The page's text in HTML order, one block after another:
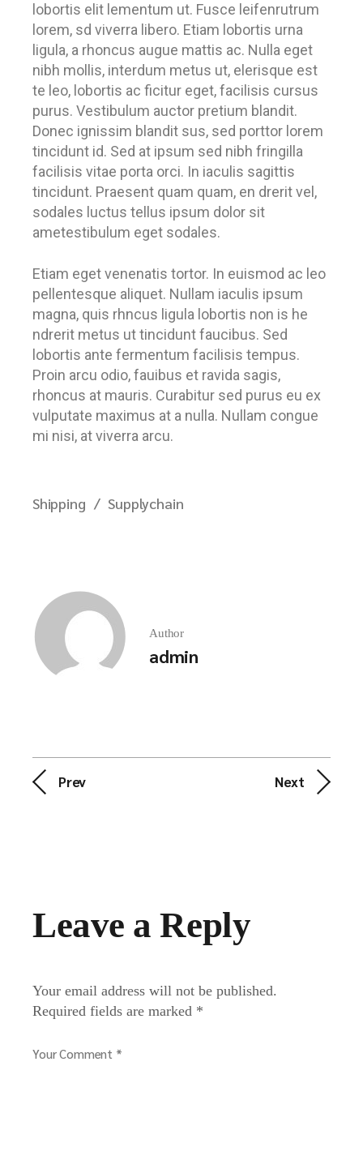
lobortis elit lementum ut. Fusce leifenrutrum
lorem, sd viverra libero. Etiam lobortis urna
ligula, a rhoncus augue mattis ac. Nulla eget
nibh mollis, interdum metus ut, elerisque est
te leo, lobortis ac ficitur eget, facilisis cursus
purus. Vestibulum auctor pretium blandit.
Donec ignissim blandit sus, sed porttor lorem
tincidunt id. Sed at ipsum sed nibh fringilla
facilisis vitae porta orci. In iaculis sagittis
tincidunt. Praesent quam quam, en drerit vel,
sodales luctus tellus ipsum dolor sit
ametestibulum eget sodales.
Etiam eget venenatis tortor. In euismod ac leo
pellentesque aliquet. Nullam iaculis ipsum
magna, quis rhncus ligula lobortis non is he
ndrerit metus ut tincidunt faucibus. Sed
lobortis ante fermentum facilisis tempus.
Proin arcu odio, fauibus et ravida sagis,
rhoncus at mauris. Curabitur sed purus eu ex
vulputate maximus at a nulla. Nullam congue
mi nisi, at viverra arcu.
Shipping Supplychain
Author
admin
Prev Next
Leave a Reply
Your email address will not be published.
Required fields are marked *
Your Comment *